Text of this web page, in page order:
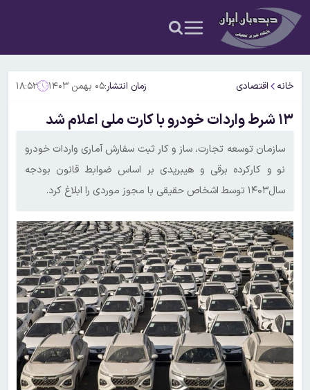
خانه اقتصادی زمان انتشار:۰۵ بهمن ۱۴۰۳ ۱۸:۵۲
۱۳ شرط واردات خودرو با کارت ملی اعلام شد
سازمان‌ توسعه تجارت، ساز و کار ثبت سفارش آماری واردات خودرو
نو و کارکرده برقی و هیبریدی بر اساس ضوابط قانون بودجه
سال۱۴۰۳ توسط اشخاص حقیقی با مجوز موردی را ابلاغ کرد.